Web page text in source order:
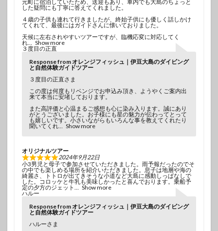
元町に宿泊していたため、送迎もあり、車内でも大島のちょっと
した疑問にも丁寧に答えてくれました。
４歳の子供も連れて行きましたが、終始子供にも優しく話しかけ
てくれて、最後にはガイドさんに懐いておりました。
天候に左右されやすいツアーですが、臨機応変に対応してく
れ
Show more
３度目の正直
Response from オレンジフィッシュ｜伊豆大島のダイビング
と自然体験ガイドツアー
３度目の正直さま
この度は何度もリベンジでお申込み頂き、ようやくご案内出
来て本当に安堵しております。
また高評価と心温まるご感想も心に染み入ります。誠にあり
がとうございました。お子様にも星の魅力が伝わってとって
も嬉しいです。小さいながらもいろんな事を教えてくれたり
聞いてくれ
Show more
オリジナルツアー
2024年9月22日
小3男児と母子で参加させていただきました。雨予報だったのでそ
の中でも楽しめる場所を紹介いただきました。息子は地層や海の
綺麗さ、トトロが出てきそうな小道など大島に感動しっぱなしで
した。コロッケと牛乳も美味しかったと喜んでおります。乗船予
定の夕方のジェット
Show more
ハルー
Response from オレンジフィッシュ｜伊豆大島のダイビング
と自然体験ガイドツアー
ハルーさま